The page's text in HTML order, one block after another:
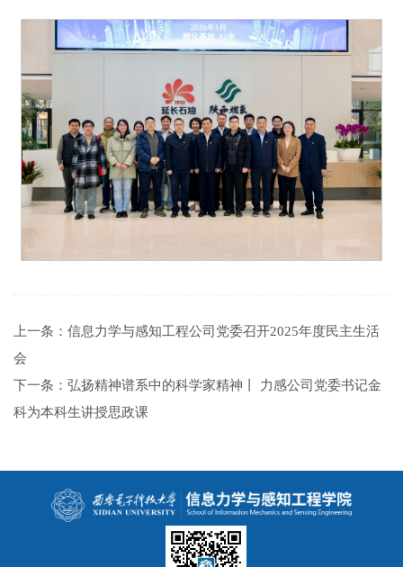
上一条： 信息力学与感知工程公司党委召开2025年度民主生活
会
下一条： 弘扬精神谱系中的科学家精神丨 力感公司党委书记金
科为本科生讲授思政课